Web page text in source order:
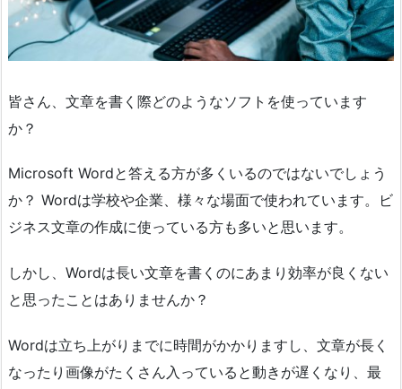
皆さん、文章を書く際どのようなソフトを使っています
か？
Microsoft Wordと答える方が多くいるのではないでしょう
か？ Wordは学校や企業、様々な場面で使われています。ビ
ジネス文章の作成に使っている方も多いと思います。
しかし、Wordは長い文章を書くのにあまり効率が良くない
と思ったことはありませんか？
Wordは立ち上がりまでに時間がかかりますし、文章が長く
なったり画像がたくさん入っていると動きが遅くなり、最